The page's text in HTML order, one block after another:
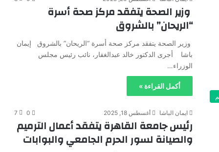
وزير الصحة يتفقد مركز صحة أسرة
“الريحان” بالشروق
وزير الصحة يتفقد مركز صحة أسرة “الريحان” بالشروق إيمان
باشا أجرى الدكتور خالد عبدالغفار، نائب رئيس مجلس
الوزراء…
أكمل القراءة »
ايمان الباشا أغسطس 18, 2025 0
7
رئيس جامعة القاهرة يتفقد أعمال الترميم
والصيانة لسور الحرم الجامعي والبوابات